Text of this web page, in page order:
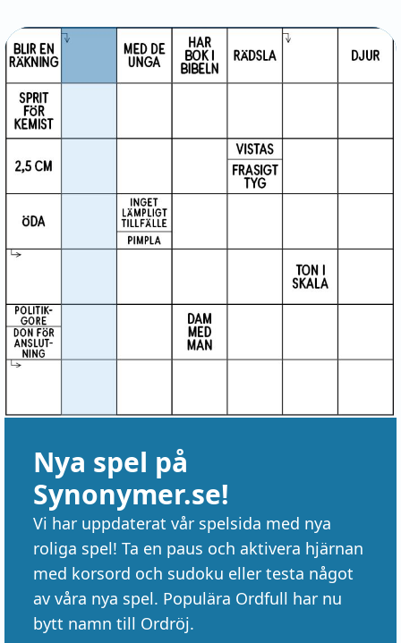
Nya spel på
Synonymer.se!
Vi har uppdaterat vår spelsida med nya
roliga spel! Ta en paus och aktivera hjärnan
med korsord och sudoku eller testa något
av våra nya spel. Populära Ordfull har nu
bytt namn till Ordröj.